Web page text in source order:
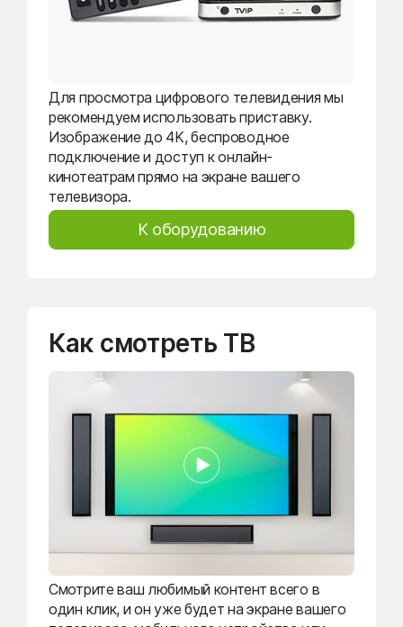
Для просмотра цифрового телевидения мы
рекомендуем использовать приставку.
Изображение до 4K, беспроводное
подключение и доступ к онлайн-
кинотеатрам прямо на экране вашего
телевизора.
К оборудованию
Как смотреть ТВ
Смотрите ваш любимый контент всего в
один клик, и он уже будет на экране вашего